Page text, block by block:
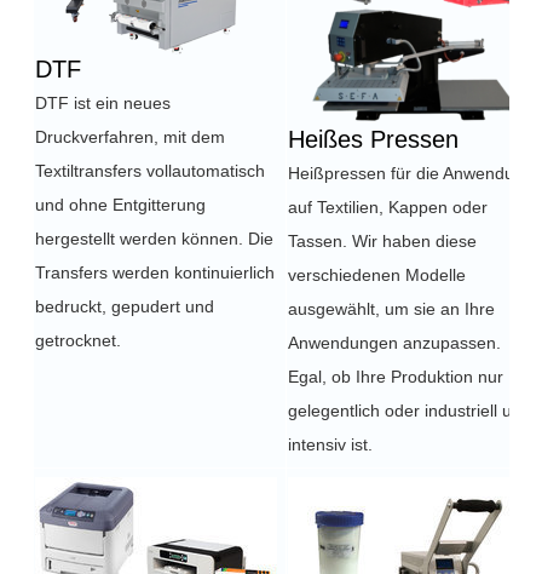
DTF
DTF ist ein neues
Druckverfahren, mit dem
Textiltransfers vollautomatisch
und ohne Entgitterung
hergestellt werden können. Die
Transfers werden kontinuierlich
bedruckt, gepudert und
getrocknet.
Heißes Pressen
Heißpressen für die Anwendung
auf Textilien, Kappen oder
Tassen. Wir haben diese
verschiedenen Modelle
ausgewählt, um sie an Ihre
Anwendungen anzupassen.
Egal, ob Ihre Produktion nur
gelegentlich oder industriell und
intensiv ist.